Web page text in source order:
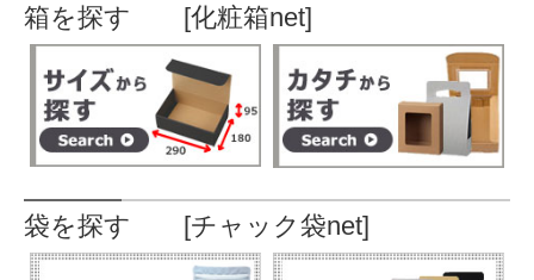
箱を探す [化粧箱net]
袋を探す [チャック袋net]